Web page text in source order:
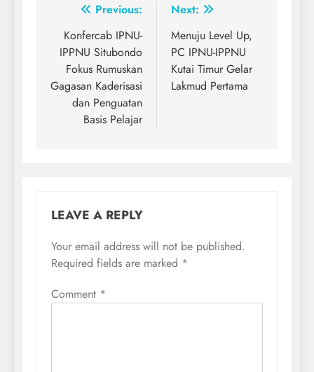
Post
navigation
Previous:
Konfercab IPNU-
IPPNU Situbondo
Fokus Rumuskan
Gagasan Kaderisasi
dan Penguatan
Basis Pelajar
Next:
Menuju Level Up,
PC IPNU-IPPNU
Kutai Timur Gelar
Lakmud Pertama
LEAVE A REPLY
Your email address will not be published.
Required fields are marked *
Comment *